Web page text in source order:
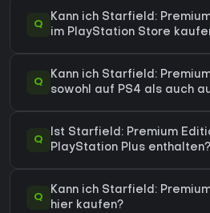
Q
Kann ich Starfield:
im PlayStation Store
Q
Kann ich Starfield:
sowohl auf PS4 als auch
Q
Ist Starfield: Premium
PlayStation Plus enthalten?
Q
Kann ich Starfield:
hier kaufen?